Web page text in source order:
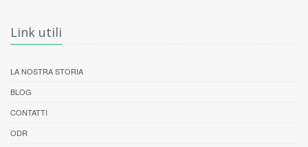
Link utili
LA NOSTRA STORIA
BLOG
CONTATTI
ODR